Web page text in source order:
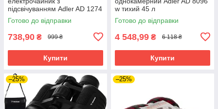
підсвічуванням Adler AD 1274
w 1 7 л 2200 Вт
Готово до відправки
738,90 ₴ 999 ₴
Купити
w тихий 45 л
Готово до відправки
4 548,99 ₴ 6 118 ₴
Купити
–25% –25%